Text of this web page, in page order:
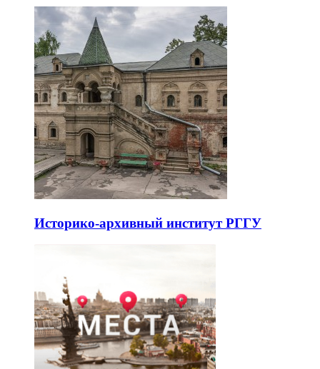
Историко-архивный институт РГГУ